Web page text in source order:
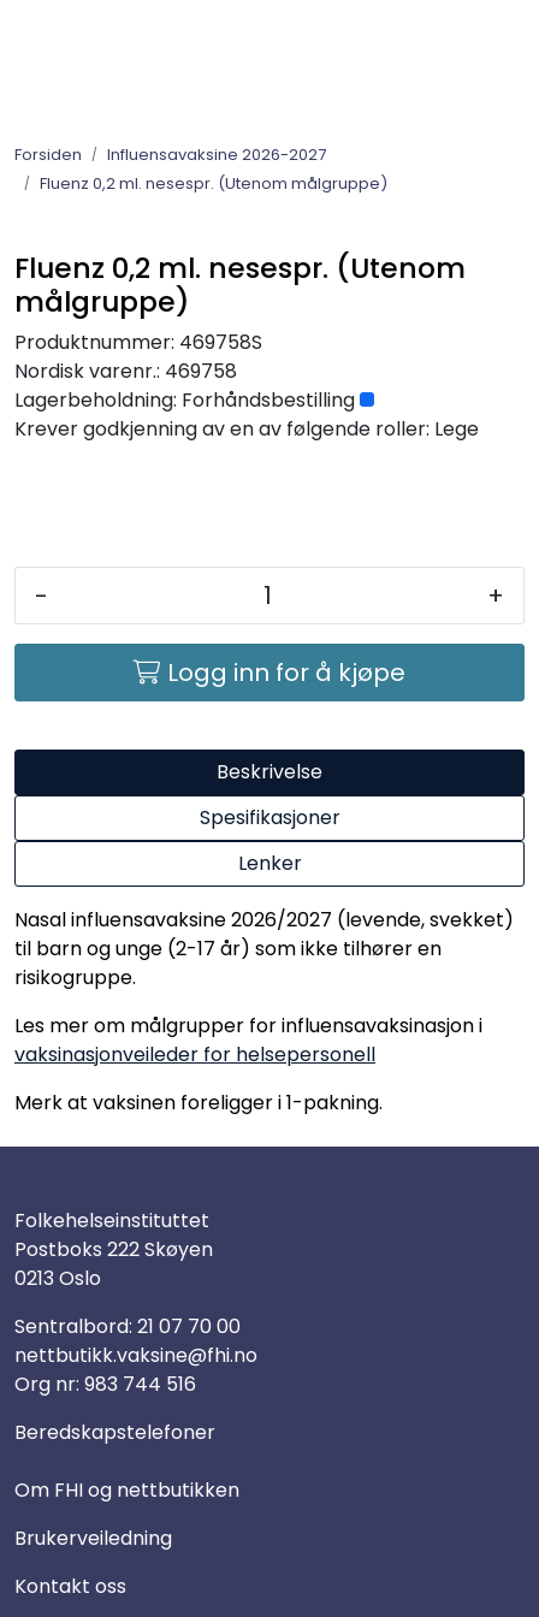
Forsiden
Influensavaksine 2026-2027
Fluenz 0,2 ml. nesespr. (Utenom målgruppe)
Fluenz 0,2 ml. nesespr. (Utenom
målgruppe)
Produktnummer: 469758S
Nordisk varenr.: 469758
Lagerbeholdning: Forhåndsbestilling
Krever godkjenning av en av følgende roller: Lege
- +
Logg inn for å kjøpe
Beskrivelse
Spesifikasjoner
Lenker
Nasal influensavaksine 2026/2027 (levende, svekket)
til barn og unge (2-17 år) som ikke tilhører en
risikogruppe.
Les mer om målgrupper for influensavaksinasjon i
vaksinasjonveileder for helsepersonell
Merk at vaksinen foreligger i 1-pakning.
Folkehelseinstituttet
Postboks 222 Skøyen
0213 Oslo
Sentralbord: 21 07 70 00
nettbutikk.vaksine@fhi.no
Org nr: 983 744 516
Beredskapstelefoner
Om FHI og nettbutikken
Brukerveiledning
Kontakt oss
Influensavaksine 2026-2027
Immunglobuliner
Gratis vaksiner til voksne flyktninger
Diagnostika